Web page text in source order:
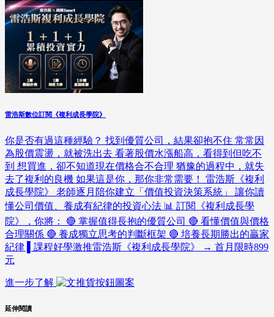
雷浩斯數位訂閱《複利成長學院》
你是否有過這種經驗？ 找到優質公司，結果卻抱不住 常常因
為股價震盪，就被洗出去 看著股價水漲船高，看得到但吃不
到 想買進，卻不知道現在價格合不合理 猶豫的過程中，就失
去了複利的良機 如果這是你，那你非常需要！ 雷浩斯《複利
成長學院》 老師逐月陪你建立「價值投資決策系統」 讓你讀
懂公司價值、養成有紀律的投資心法 📊 訂閱《複利成長學
院》，你將： 🔴 掌握值得長抱的優質公司 🔴 看懂價值與價格
合理關係 🔴 養成獨立思考的判斷框架 🔴 培養長期勝出的贏家
紀律 ▌課程好學激推雷浩斯《複利成長學院》 → 首月限時899
元
進一步了解
延伸閱讀